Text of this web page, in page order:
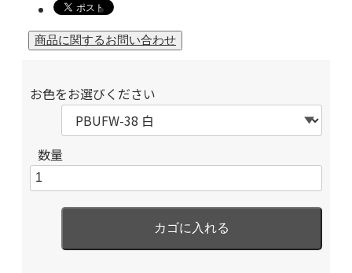
お色をお選びください
数量